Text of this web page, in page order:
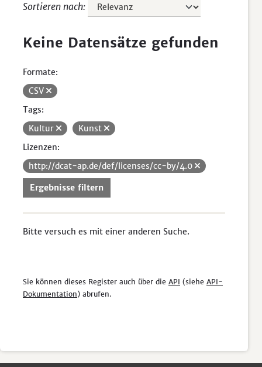
Sortieren nach
Keine Datensätze gefunden
Formate:
CSV
Tags:
Kultur
Kunst
Lizenzen:
http://dcat-ap.de/def/licenses/cc-by/4.0
Ergebnisse filtern
Bitte versuch es mit einer anderen Suche.
Sie können dieses Register auch über die API (siehe API-
Dokumentation) abrufen.